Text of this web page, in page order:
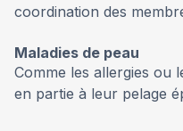
coordination des
Maladies de peau
Comme les allergies ou
en partie à leur pelage